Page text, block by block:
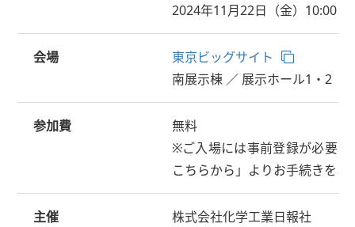
2024年11月22日（金）10:00
会場
東京ビッグサイト
南展示棟 ／ 展示ホール1・2
参加費
無料
※ご入場には事前登録が必要
こちらから」よりお手続きをお
主催 株式会社化学工業日報社